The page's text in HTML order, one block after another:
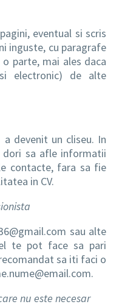
eventual si scris
inguste, cu paragrafe
parte, mai ales daca
electronic) de alte
devenit un cliseu. In
dori sa afle informatii
contacte, fara sa fie
in CV.
sau alte
te pot face sa pari
sa iti faci o
nu este necesar